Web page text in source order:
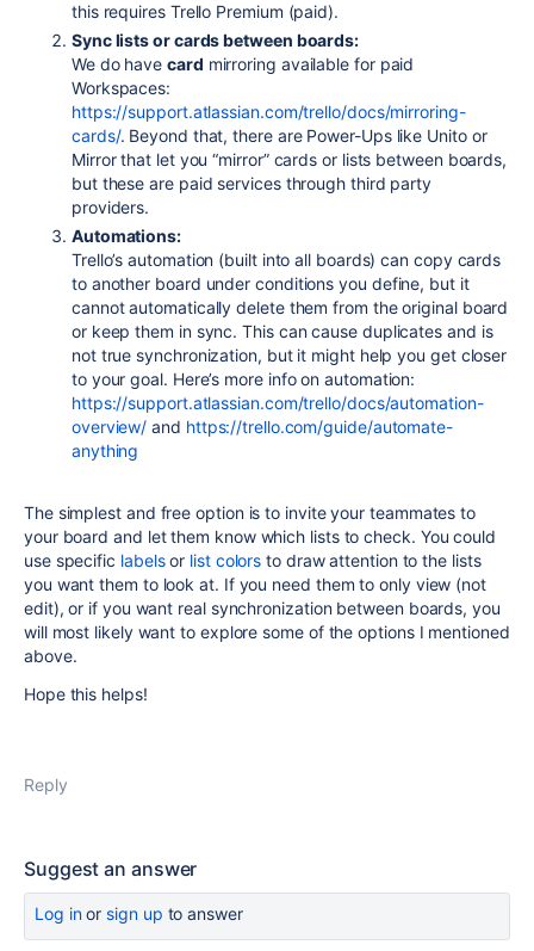
this requires Trello Premium (paid).
Sync lists or cards between boards:
We do havecard mirroring available for paid
Workspaces:
https://support.atlassian.com/trello/docs/mirroring-
cards/. Beyond that, there are Power-Ups like Unito or
Mirror that let you “mirror” cards or lists between boards,
but these are paid services through third party
providers.
Automations:
Trello’s automation (built into all boards) can copy cards
to another board under conditions you define, but it
cannot automatically delete them from the original board
or keep them in sync. This can cause duplicates and is
not true synchronization, but it might help you get closer
to your goal. Here’s more info on automation:
https://support.atlassian.com/trello/docs/automation-
overview/ and https://trello.com/guide/automate-
anything
The simplest and free option is to invite your teammates to
your board and let them know which lists to check. You could
use specific labelsor list colors to draw attention to the lists
you want them to look at. If you need them to only view (not
edit), or if you want real synchronization between boards, you
will most likely want to explore some of the options I mentioned
above.
Hope this helps!
Reply
Suggest an answer
Log inor sign up to answer